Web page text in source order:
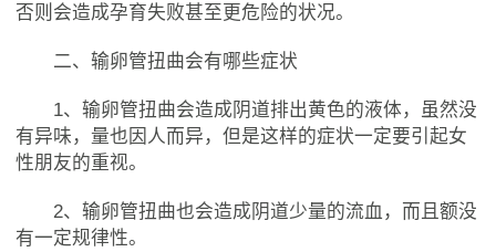
否则会造成孕育失败甚至更危险的状况。
二、输卵管扭曲会有哪些症状
1、输卵管扭曲会造成阴道排出黄色的液体，虽然没
有异味，量也因人而异，但是这样的症状一定要引起女
性朋友的重视。
2、输卵管扭曲也会造成阴道少量的流血，而且额没
有一定规律性。